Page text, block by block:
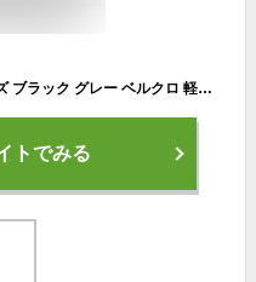
阪神素地 ME2916 メンズ 介護シューズ ブラック グレー ベルクロ 軽量 屈曲性 低反発クッション シニア向け 介護 メンズ
トでみる